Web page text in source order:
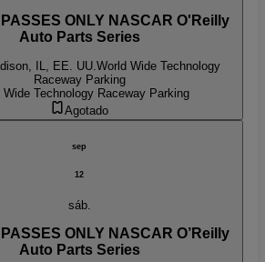
ONLY NASCAR O'Reilly
Auto Parts Series
IL, EE. UU.World Wide Technology
Raceway Parking
Wide Technology Raceway Parking
Agotado
sep
12
sáb.
ONLY NASCAR O’Reilly
Auto Parts Series